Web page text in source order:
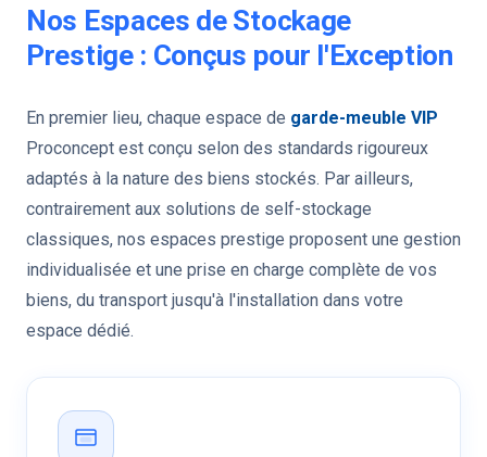
Nos Espaces de Stockage
Prestige : Conçus pour l'Exception
En premier lieu, chaque espace de garde-meuble VIP
Proconcept est conçu selon des standards rigoureux
adaptés à la nature des biens stockés. Par ailleurs,
contrairement aux solutions de self-stockage
classiques, nos espaces prestige proposent une gestion
individualisée et une prise en charge complète de vos
biens, du transport jusqu'à l'installation dans votre
espace dédié.